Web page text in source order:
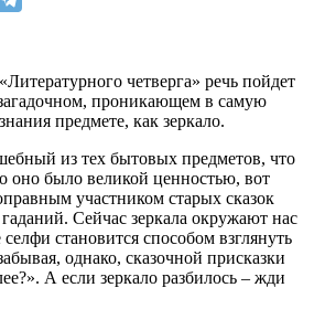
четверга» речь пойдет
проникающем в самую
предмете, как зеркало.
из тех бытовых предметов, что
оно было великой ценностью, вот
участником старых сказок
Сейчас зеркала окружают нас
становится способом взглянуть
однако, сказочной присказки
А если зеркало разбилось – жди